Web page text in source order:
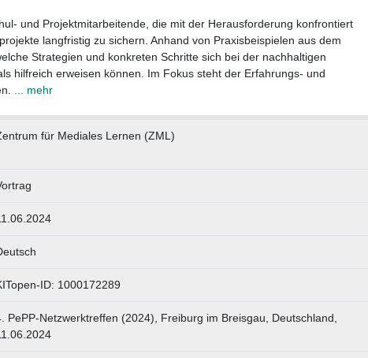
und Projektmitarbeitende, die mit der Herausforderung konfrontiert
langfristig zu sichern. Anhand von Praxisbeispielen aus dem
Strategien und konkreten Schritte sich bei der nachhaltigen
hilfreich erweisen können. Im Fokus steht der Erfahrungs- und
... mehr
für Mediales Lernen (ZML)
ID: 1000172289
PePP-Netzwerktreffen (2024), Freiburg im Breisgau, Deutschland,